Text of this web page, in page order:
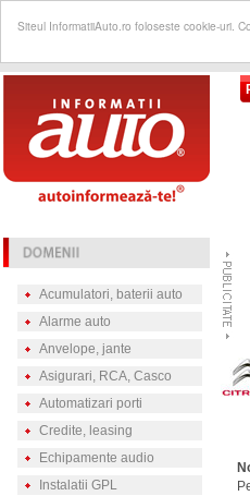
Siteul InformatiiAuto.ro foloseste cookie-uri.
Acumulatori, baterii auto
Alarme auto
Anvelope, jante
Asigurari, RCA, Casco
Automatizari porti
Credite, leasing
Echipamente audio
Instalatii GPL